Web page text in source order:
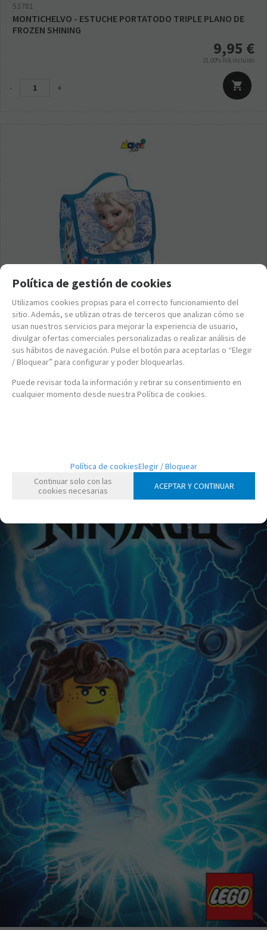
53781
MONTICHELVO - ESTUCHE PORTATODO TRIPLE PLANO DE
FROZEN SHINING
9,95 €
21.00% IVA incluido
- +
51397
MONTICHELVO - MI MERIENDA TÉRMICA FROZEN HEART
DISNEY
6,95
21.00%
Política de gestión de cookies
Utilizamos cookies propias para el correcto funcionamiento del
sitio. Además, se utilizan otras de terceros que analizan cómo se
usan nuestros servicios para mejorar la experiencia de usuario,
divulgar ofertas comerciales personalizadas o realizar análisis de
sus hábitos de navegación. Pulse el botón para aceptarlas o “Elegir
/ Bloquear” para configurar y poder bloquearlas.
Puede revisar toda la información y retirar su consentimiento en
cualquier momento desde nuestra Política de cookies.
Política de cookiesElegir / Bloquear
Continuar solo con las
cookies necesarias
ACEPTAR Y CONTINUAR